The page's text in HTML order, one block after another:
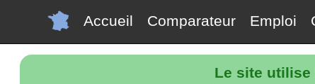
Le site utilise
Accueil Comparateur Emploi